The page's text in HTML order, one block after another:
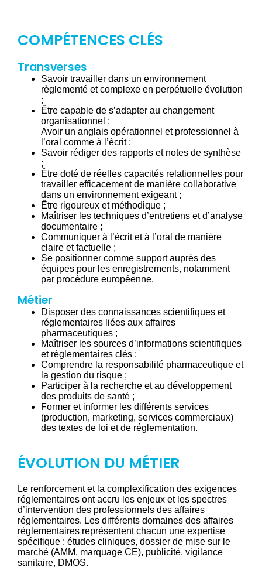
COMPÉTENCES CLÉS
Transverses
Savoir travailler dans un environnement
règlementé et complexe en perpétuelle évolution
;
Être capable de s’adapter au changement
organisationnel ;
Avoir un anglais opérationnel et professionnel à
l’oral comme à l’écrit ;
Savoir rédiger des rapports et notes de synthèse
;
Être doté de réelles capacités relationnelles pour
travailler efficacement de manière collaborative
dans un environnement exigeant ;
Être rigoureux et méthodique ;
Maîtriser les techniques d’entretiens et d’analyse
documentaire ;
Communiquer à l’écrit et à l’oral de manière
claire et factuelle ;
Se positionner comme support auprès des
équipes pour les enregistrements, notamment
par procédure européenne.
Métier
Disposer des connaissances scientifiques et
réglementaires liées aux affaires
pharmaceutiques ;
Maîtriser les sources d’informations scientifiques
et réglementaires clés ;
Comprendre la responsabilité pharmaceutique et
la gestion du risque ;
Participer à la recherche et au développement
des produits de santé ;
Former et informer les différents services
(production, marketing, services commerciaux)
des textes de loi et de réglementation.
ÉVOLUTION DU MÉTIER
Le renforcement et la complexification des exigences
réglementaires ont accru les enjeux et les spectres
d’intervention des professionnels des affaires
réglementaires. Les différents domaines des affaires
réglementaires représentent chacun une expertise
spécifique : études cliniques, dossier de mise sur le
marché (AMM, marquage CE), publicité, vigilance
sanitaire, DMOS.